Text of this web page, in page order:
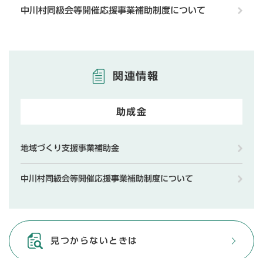
中川村同級会等開催応援事業補助制度について
関連情報
助成金
地域づくり支援事業補助金
中川村同級会等開催応援事業補助制度について
見つからないときは